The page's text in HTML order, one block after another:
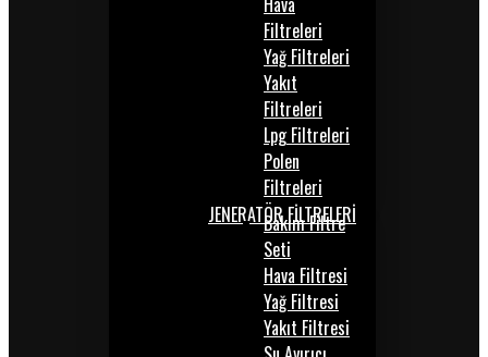
Filtreleri
Yağ Filtreleri
Yakıt
Filtreleri
Lpg Filtreleri
Polen
Filtreleri
JENERATÖR FİLTRELERİ
Bakım Filtre
Seti
Hava Filtresi
Yağ Filtresi
Yakıt Filtresi